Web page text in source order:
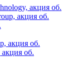
акция об.
акция об.
акция об.
об.